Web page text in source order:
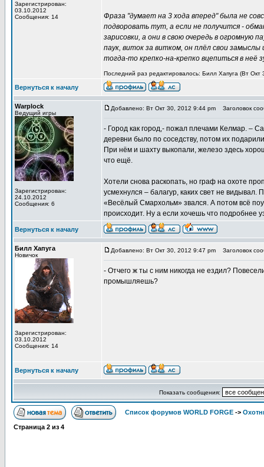
Зарегистрирован:
03.10.2012
Сообщения: 14
Фраза "думает на 3 хода вперед" была не
подворовать тут, а если не получится -
зарисовки, а они в свою очередь в огромную
паук, виток за витком, он плёл свои
тогда-то крепко-на-крепко вцепиться в неё
Последний раз редактировалось: Билл Хапуга (Вт Окт
Вернуться к началу
Warplock
Ведущий игры
Зарегистрирован:
24.10.2012
Сообщения: 6
Добавлено: Вт Окт 30, 2012 9:44 pm Заголовок
- Город как город,- пожал плечами Келмар. –
деревни было по соседству, потом их
При нём и шахту выкопали, железо здесь
что ещё.
Хотели снова раскопать, но граф на охоте
усмехнулся – балагур, каких свет не видывал.
«Весёлый Смархольм» звался. А потом всё
происходит. Ну а если хочешь что подробнее
Вернуться к началу
Билл Хапуга
Новичок
Зарегистрирован:
03.10.2012
Сообщения: 14
Добавлено: Вт Окт 30, 2012 9:47 pm Заголовок
- Отчего ж ты с ним никогда не ездил?
промышляешь?
Вернуться к началу
Показать сообщения:
Список форумов WORLD FORGE ->
Страница 2 из 4